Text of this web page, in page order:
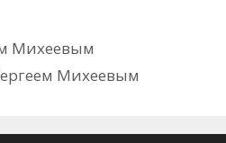
Михеевым
Михеевым